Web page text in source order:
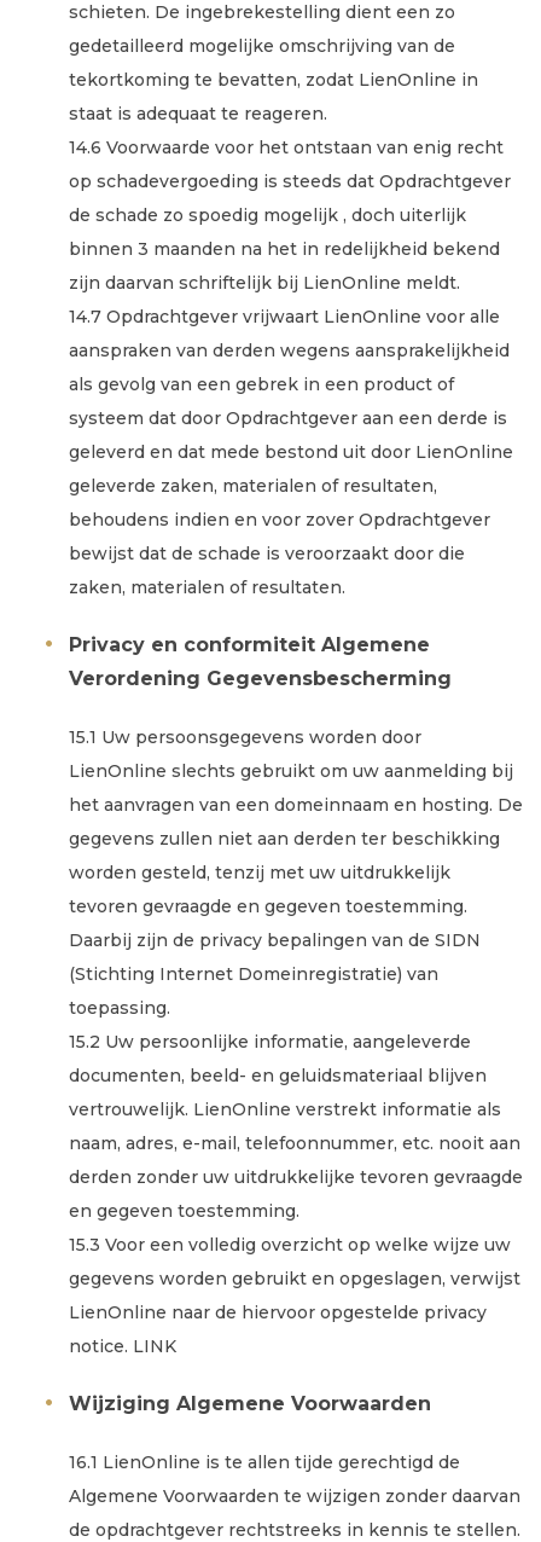
schieten. De ingebrekestelling dient een zo
gedetailleerd mogelijke omschrijving van de
tekortkoming te bevatten, zodat LienOnline in
staat is adequaat te reageren.
14.6 Voorwaarde voor het ontstaan van enig recht
op schadevergoeding is steeds dat Opdrachtgever
de schade zo spoedig mogelijk , doch uiterlijk
binnen 3 maanden na het in redelijkheid bekend
zijn daarvan schriftelijk bij LienOnline meldt.
14.7 Opdrachtgever vrijwaart LienOnline voor alle
aanspraken van derden wegens aansprakelijkheid
als gevolg van een gebrek in een product of
systeem dat door Opdrachtgever aan een derde is
geleverd en dat mede bestond uit door LienOnline
geleverde zaken, materialen of resultaten,
behoudens indien en voor zover Opdrachtgever
bewijst dat de schade is veroorzaakt door die
zaken, materialen of resultaten.
Privacy en conformiteit Algemene
Verordening Gegevensbescherming
15.1 Uw persoonsgegevens worden door
LienOnline slechts gebruikt om uw aanmelding bij
het aanvragen van een domeinnaam en hosting. De
gegevens zullen niet aan derden ter beschikking
worden gesteld, tenzij met uw uitdrukkelijk
tevoren gevraagde en gegeven toestemming.
Daarbij zijn de privacy bepalingen van de SIDN
(Stichting Internet Domeinregistratie) van
toepassing.
15.2 Uw persoonlijke informatie, aangeleverde
documenten, beeld- en geluidsmateriaal blijven
vertrouwelijk. LienOnline verstrekt informatie als
naam, adres, e-mail, telefoonnummer, etc. nooit aan
derden zonder uw uitdrukkelijke tevoren gevraagde
en gegeven toestemming.
15.3 Voor een volledig overzicht op welke wijze uw
gegevens worden gebruikt en opgeslagen, verwijst
LienOnline naar de hiervoor opgestelde privacy
notice. LINK
Wijziging Algemene Voorwaarden
16.1 LienOnline is te allen tijde gerechtigd de
Algemene Voorwaarden te wijzigen zonder daarvan
de opdrachtgever rechtstreeks in kennis te stellen.